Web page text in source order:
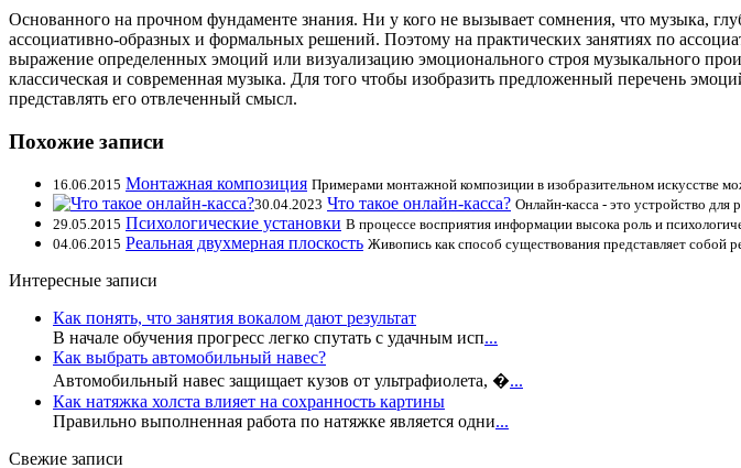
Основанного на прочном фундаменте знания. Ни у кого не вызывает сомнения, что музыка,
ассоциативно-образных и формальных решений. Поэтому на практических занятиях по
выражение определенных эмоций или визуализацию эмоционального строя музыкального
классическая и современная музыка. Для того чтобы изобразить предложенный перечень
представлять его отвлеченный смысл.
Похожие записи
16.06.2015 Монтажная композиция Примерами монтажной композиции в изобразительном искусстве
30.04.2023 Что такое онлайн-касса? Онлайн-касса - это устройство
29.05.2015 Психологические установки В процессе восприятия информации высока роль и
04.06.2015 Реальная двухмерная плоскость Живопись как способ существования представляет
Интересные записи
Как понять, что занятия вокалом дают результат
В начале обучения прогресс легко спутать с удачным исп...
Как выбрать автомобильный навес?
Автомобильный навес защищает кузов от ультрафиолета, �...
Как натяжка холста влияет на сохранность картины
Правильно выполненная работа по натяжке является одни...
Свежие записи